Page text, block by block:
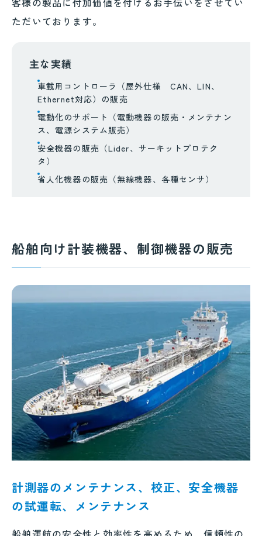
ただいております。
主な実績
車載用コントローラ（屋外仕様 CAN、LIN、
Ethernet対応）の販売
電動化のサポート（電動機器の販売・メンテナン
ス、電源システム販売）
安全機器の販売（Lider、サーキットプロテク
タ）
省人化機器の販売（無線機器、各種センサ）
船舶向け計装機器、制御機器の販売
計測器のメンテナンス、校正、安全機器
の試運転、メンテナンス